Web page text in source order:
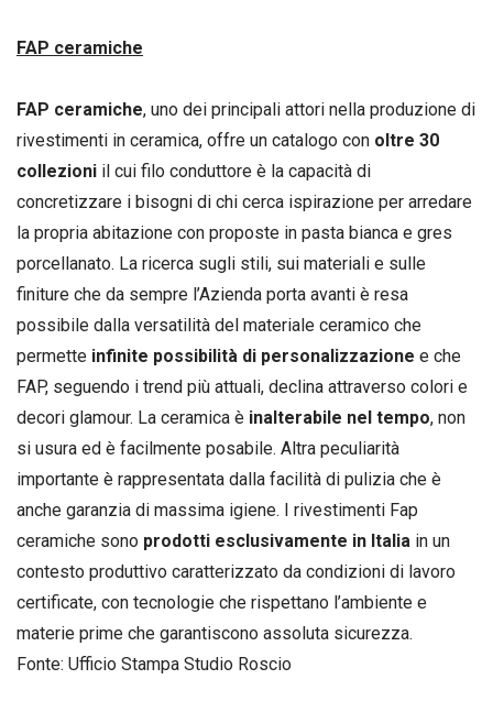
FAP ceramiche
FAP ceramiche, uno dei principali attori nella produzione di
rivestimenti in ceramica, offre un catalogo con oltre 30
collezioni il cui filo conduttore è la capacità di
concretizzare i bisogni di chi cerca ispirazione per arredare
la propria abitazione con proposte in pasta bianca e gres
porcellanato. La ricerca sugli stili, sui materiali e sulle
finiture che da sempre l’Azienda porta avanti è resa
possibile dalla versatilità del materiale ceramico che
permette infinite possibilità di personalizzazione e che
FAP, seguendo i trend più attuali, declina attraverso colori e
decori glamour. La ceramica è inalterabile nel tempo, non
si usura ed è facilmente posabile. Altra peculiarità
importante è rappresentata dalla facilità di pulizia che è
anche garanzia di massima igiene. I rivestimenti Fap
ceramiche sono prodotti esclusivamente in Italia in un
contesto produttivo caratterizzato da condizioni di lavoro
certificate, con tecnologie che rispettano l’ambiente e
materie prime che garantiscono assoluta sicurezza.
Fonte: Ufficio Stampa Studio Roscio